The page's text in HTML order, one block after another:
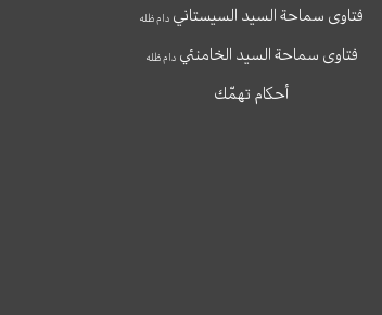
فتاوى سماحة السيد السيستاني دام ظله
فتاوى سماحة السيد الخامنئيدام ظله
أحكام تهمّك